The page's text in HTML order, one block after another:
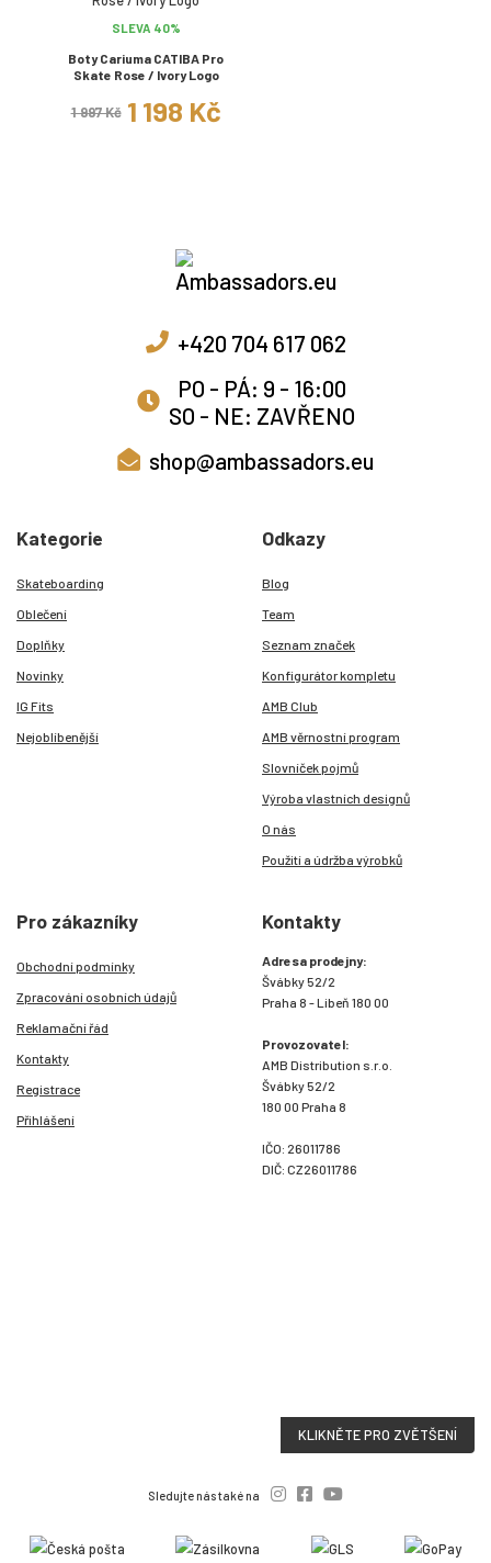
SLEVA 40%
Boty Cariuma CATIBA Pro
Skate Rose / Ivory Logo
1 997 Kč 1 198 Kč
+420 704 617 062
PO - PÁ: 9 - 16:00
SO - NE: ZAVŘENO
shop@ambassadors.eu
Kategorie
Skateboarding
Oblečení
Doplňky
Novinky
IG Fits
Nejoblíbenější
Odkazy
Blog
Team
Seznam značek
Konfigurátor kompletu
AMB Club
AMB věrnostní program
Slovníček pojmů
Výroba vlastních designů
O nás
Použití a údržba výrobků
Pro zákazníky
Obchodní podmínky
Zpracování osobních údajů
Reklamační řád
Kontakty
Registrace
Přihlášení
Kontakty
Adresa prodejny:
Švábky 52/2
Praha 8 - Libeň 180 00
Provozovatel:
AMB Distribution s.r.o.
Švábky 52/2
180 00 Praha 8
IČO: 26011786
DIČ: CZ26011786
KLIKNĚTE PRO ZVĚTŠENÍ
Sledujte nás také na